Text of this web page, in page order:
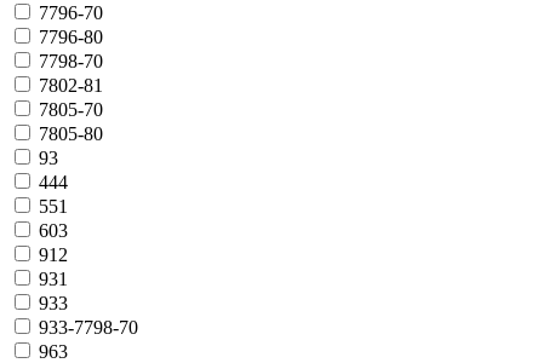
7796-70
7796-80
7798-70
7802-81
7805-70
7805-80
93
444
551
603
912
931
933
933-7798-70
963